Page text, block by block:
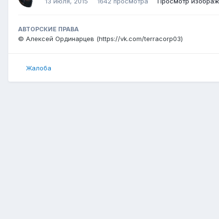
АВТОРСКИЕ ПРАВА
© Алексей Ординарцев (https://vk.com/terracorp03)
Жалоба